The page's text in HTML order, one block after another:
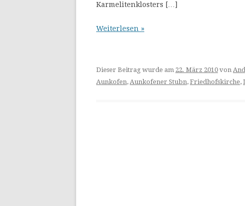
Karmelitenklosters […]
Weiterlesen »
Dieser Beitrag wurde am 22. März 2010 von
Aunkofen, Aunkofener Stubn, Friedhofskirche,